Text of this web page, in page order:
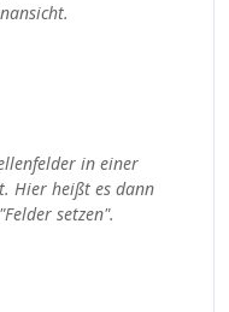
in einer
Hier heißt es dann
setzen".